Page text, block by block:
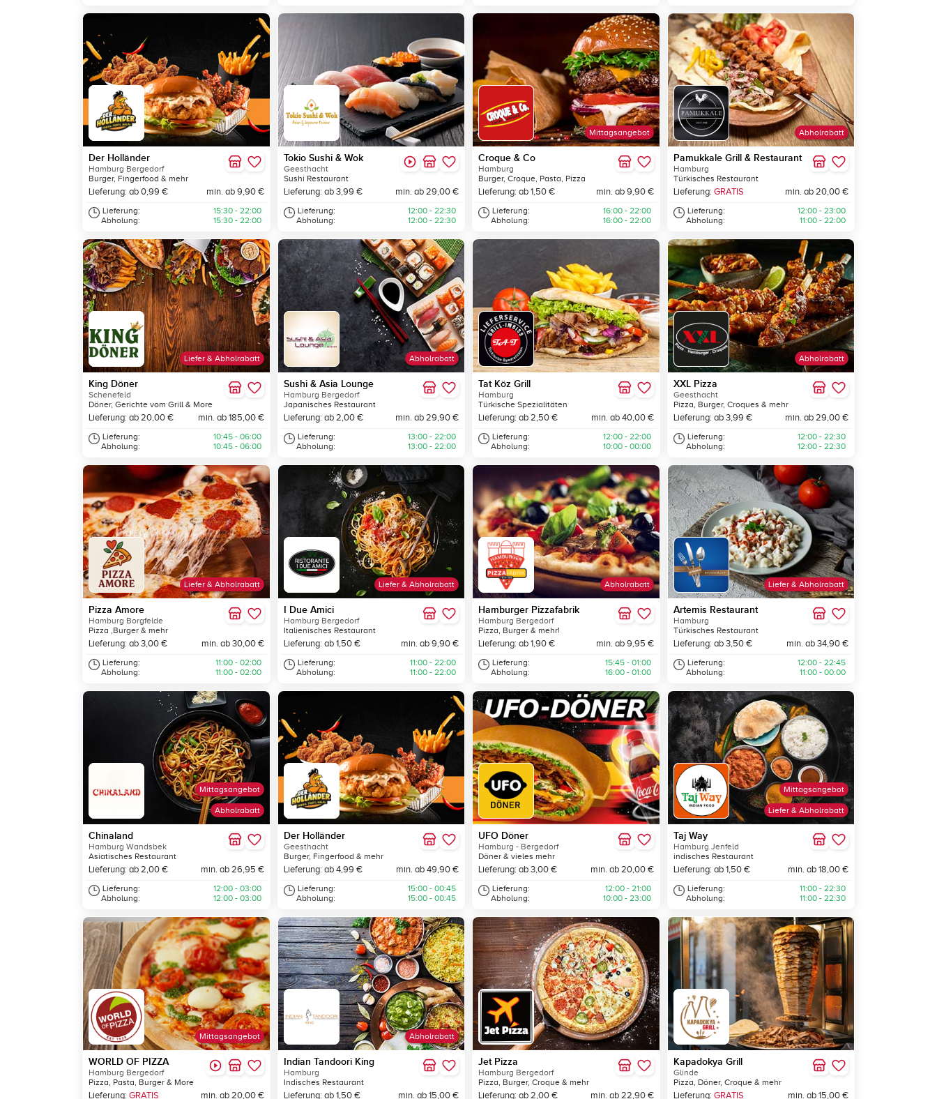
Der Holländer
Hamburg Bergedorf
Burger, Fingerfood & mehr
Lieferung: ab 0,99 € min. ab 9,90 €
Lieferung:
Abholung:
15:30 - 22:00
15:30 - 22:00
Tokio Sushi & Wok
Geesthacht
Sushi Restaurant
Lieferung: ab 3,99 € min. ab 29,00 €
Lieferung:
Abholung:
12:00 - 22:30
12:00 - 22:30
Mittagsangebot
Croque & Co
Hamburg
Burger, Croque, Pasta, Pizza
Lieferung: ab 1,50 € min. ab 9,90 €
Lieferung:
Abholung:
16:00 - 22:00
16:00 - 22:00
Abholrabatt
Pamukkale Grill & Restaurant
Hamburg
Türkisches Restaurant
Lieferung: GRATIS min. ab 20,00 €
Lieferung:
Abholung:
12:00 - 23:00
11:00 - 22:00
Liefer & Abholrabatt
King Döner
Schenefeld
Döner, Gerichte vom Grill & More
Lieferung: ab 20,00 € min. ab 185,00 €
Lieferung:
Abholung:
10:45 - 06:00
10:45 - 06:00
Abholrabatt
Sushi & Asia Lounge
Hamburg Bergedorf
Japanisches Restaurant
Lieferung: ab 2,00 € min. ab 29,90 €
Lieferung:
Abholung:
13:00 - 22:00
13:00 - 22:00
Tat Köz Grill
Hamburg
Türkische Spezialitäten
Lieferung: ab 2,50 € min. ab 40,00 €
Lieferung:
Abholung:
12:00 - 22:00
10:00 - 00:00
Abholrabatt
XXL Pizza
Geesthacht
Pizza, Burger, Croques & mehr
Lieferung: ab 3,99 € min. ab 29,00 €
Lieferung:
Abholung:
12:00 - 22:30
12:00 - 22:30
Liefer & Abholrabatt
Pizza Amore
Hamburg Borgfelde
Pizza ,Burger & mehr
Lieferung: ab 3,00 € min. ab 30,00 €
Lieferung:
Abholung:
11:00 - 02:00
11:00 - 02:00
Liefer & Abholrabatt
I Due Amici
Hamburg Bergedorf
Italienisches Restaurant
Lieferung: ab 1,50 € min. ab 9,90 €
Lieferung:
Abholung:
11:00 - 22:00
11:00 - 22:00
Abholrabatt
Hamburger Pizzafabrik
Hamburg Bergedorf
Pizza, Burger & mehr!
Lieferung: ab 1,90 € min. ab 9,95 €
Lieferung:
Abholung:
15:45 - 01:00
16:00 - 01:00
Liefer & Abholrabatt
Artemis Restaurant
Hamburg
Türkisches Restaurant
Lieferung: ab 3,50 € min. ab 34,90 €
Lieferung:
Abholung:
12:00 - 22:45
11:00 - 00:00
Abholrabatt
Mittagsangebot
Chinaland
Hamburg Wandsbek
Asiatisches Restaurant
Lieferung: ab 2,00 € min. ab 26,95 €
Lieferung:
Abholung:
12:00 - 03:00
12:00 - 03:00
Der Holländer
Geesthacht
Burger, Fingerfood & mehr
Lieferung: ab 4,99 € min. ab 49,90 €
Lieferung:
Abholung:
15:00 - 00:45
15:00 - 00:45
UFO Döner
Hamburg - Bergedorf
Döner & vieles mehr
Lieferung: ab 3,00 € min. ab 20,00 €
Lieferung:
Abholung:
12:00 - 21:00
10:00 - 23:00
Liefer & Abholrabatt
Mittagsangebot
Taj Way
Hamburg Jenfeld
indisches Restaurant
Lieferung: ab 1,50 € min. ab 18,00 €
Lieferung:
Abholung:
11:00 - 22:30
11:00 - 22:30
Mittagsangebot
WORLD OF PIZZA
Hamburg Bergedorf
Pizza, Pasta, Burger & More
Lieferung: GRATIS min. ab 20,00 €
Abholrabatt
Indian Tandoori King
Hamburg
Indisches Restaurant
Lieferung: ab 1,50 € min. ab 15,00 €
Jet Pizza
Hamburg Bergedorf
Pizza, Burger, Croque & mehr
Lieferung: ab 2,00 € min. ab 22,90 €
Kapadokya Grill
Glinde
Pizza, Döner, Croque & mehr
Lieferung: GRATIS min. ab 15,00 €